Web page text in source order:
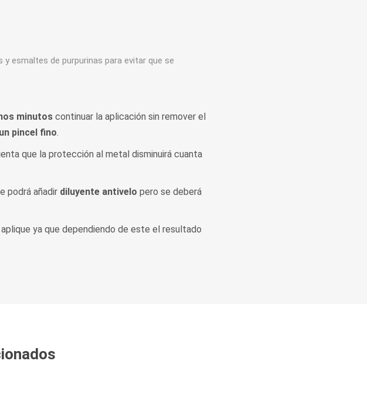
esmaltes de purpurinas para evitar que se
minutos continuar la aplicación sin remover el
pincel fino.
que la protección al metal disminuirá cuanta
podrá añadir diluyente antivelo pero se deberá
ya que dependiendo de este el resultado